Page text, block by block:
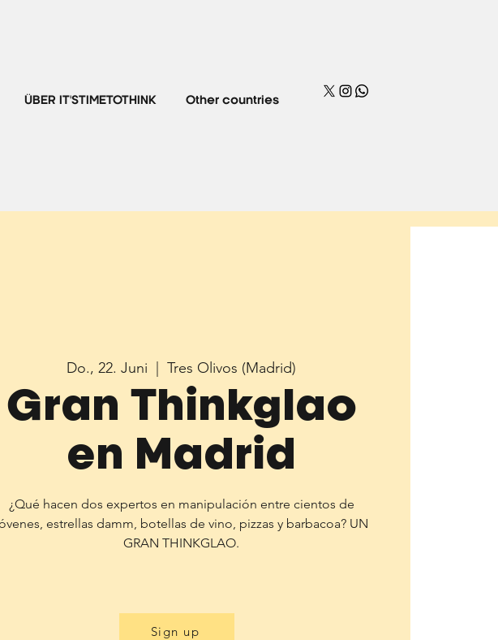
ÜBER IT'STIMETOTHINK Other countries
Do., 22. Juni
  |
Tres Olivos (Madrid)
Gran Thinkglao
en Madrid
¿Qué hacen dos expertos en manipulación entre cientos de
estrellas damm, botellas de vino, pizzas y barbacoa? UN
Sign up